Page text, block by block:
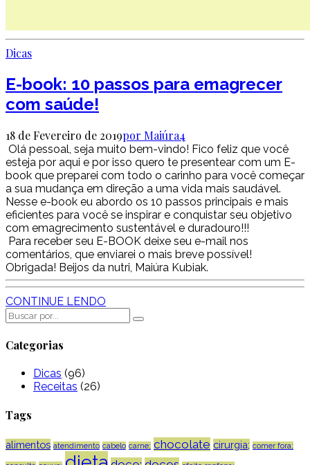
Dicas
E-book: 10 passos para emagrecer
com saúde!
18 de Fevereiro de 2019por Maiúra4
Olá pessoal, seja muito bem-vindo! Fico feliz que você
esteja por aqui e por isso quero te presentear com um E-
book que preparei com todo o carinho para você começar
a sua mudança em direção a uma vida mais saudável.
Nesse e-book eu abordo os 10 passos principais e mais
eficientes para você se inspirar e conquistar seu objetivo
com emagrecimento sustentável e duradouro!!!
Para receber seu E-BOOK deixe seu e-mail nos
comentários, que enviarei o mais breve possível!
Obrigada! Beijos da nutri, Maiúra Kubiak.
CONTINUE LENDO
Categorias
Dicas (96)
Receitas (26)
Tags
alimentos atendimento cabelo carne; chocolate cirurgia; comer fora;